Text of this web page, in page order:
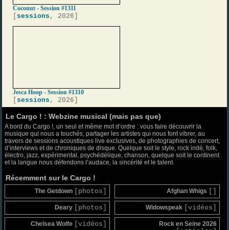
Coconut - Session #1311
sessions , 2026]
Jesca Hoop - Session #1310
sessions , 2026]
Le Cargo ! : Webzine musical (mais pas que)
A bord du Cargo !, un seul et même mot d’ordre : vous faire découvrir la
musique qui nous a touchés, partager les artistes qui nous font vibrer, au
travers de sessions acoustiques live exclusives, de photographies de concert,
d’interviews et de chroniques de disque. Quelque soit le style, rock indé, folk,
électro, jazz, expérimental, psychédélique, chanson, quelque soit le continent
et la langue nous défendons l’audace, la sincérité et le talent.
Récemment sur le Cargo !
The Getdown [photos] Afghan Whigs
Deary [photos] Widowspeak [vidéos]
Chelsea Wolfe [vidéos] Rock en Seine 2026